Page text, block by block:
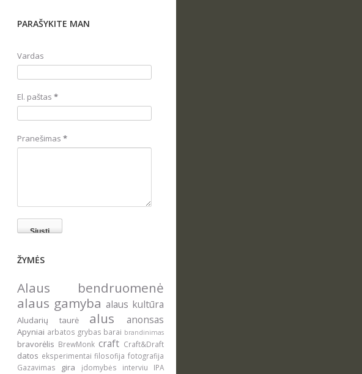
PARAŠYKITE MAN
Vardas
El. paštas *
Pranešimas *
ŽYMĖS
Alaus bendruomenė
alaus gamyba alaus kultūra
Aludarių taurė alusanonsas
Apyniai arbatos grybas barai brandinimas
bravorėlis BrewMonk craft Craft&Draft
datos eksperimentaifilosofijafotografija
Gazavimas
gira įdomybės interviu IPA